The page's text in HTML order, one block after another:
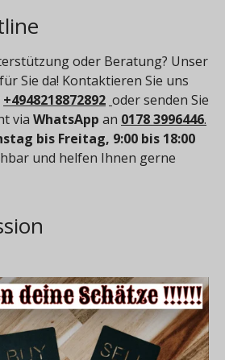
oder Beratung? Unser
Sie da! Kontaktieren Sie uns
+4948218872892 oder senden Sie
via WhatsApp an 0178 3996446.
bis Freitag, 9:00 bis 18:00
und helfen Ihnen gerne